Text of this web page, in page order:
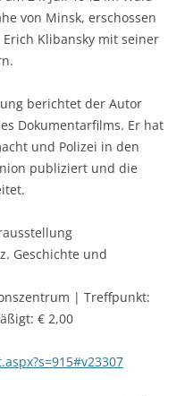
von Minsk, erschossen
Klibansky mit seiner
berichtet der Autor
Dokumentarfilms. Er hat
und Polizei in den
publiziert und die
Geschichte und
| Treffpunkt:
€ 2,00